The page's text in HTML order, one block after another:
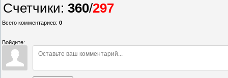
Счетчики: 360/297
Всего комментариев: 0
Войдите: